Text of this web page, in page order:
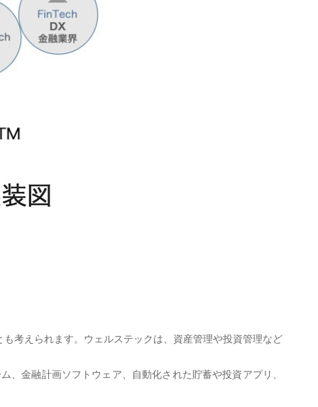
考えられます。ウェルステックは、資産管理や投資管理など
金融計画ソフトウェア、自動化された貯蓄や投資アプリ、